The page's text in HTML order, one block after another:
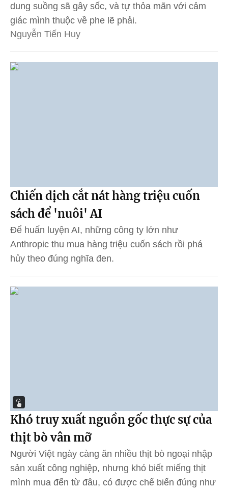
dung suồng sã gây sốc, và tự thỏa mãn với cảm
giác mình thuộc về phe lẽ phải.
Nguyễn Tiến Huy
Chiến dịch cắt nát hàng triệu cuốn
sách để 'nuôi' AI
Để huấn luyện AI, những công ty lớn như
Anthropic thu mua hàng triệu cuốn sách rồi phá
hủy theo đúng nghĩa đen.
Khó truy xuất nguồn gốc thực sự của
thịt bò vân mỡ
Người Việt ngày càng ăn nhiều thịt bò ngoại nhập
sản xuất công nghiệp, nhưng khó biết miếng thịt
mình mua đến từ đâu, có được chế biến đúng như